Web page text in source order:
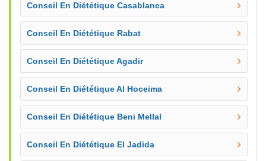
Conseil En Diététique Casablanca
Conseil En Diététique Rabat
Conseil En Diététique Agadir
Conseil En Diététique Al Hoceima
Conseil En Diététique Beni Mellal
Conseil En Diététique El Jadida